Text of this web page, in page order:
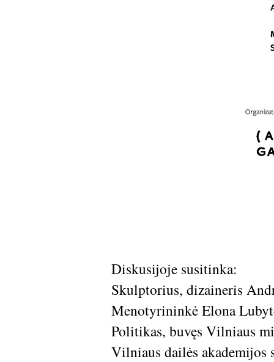
Diskusijoje susitinka:
Skulptorius, dizaineris
Menotyrininkė Elona
Politikas, buvęs Vilniaus
Vilniaus dailės akademijos